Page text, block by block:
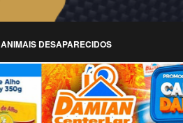
ANIMAIS DESAPARECIDOS